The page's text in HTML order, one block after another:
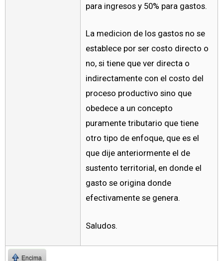
para ingresos y 50% para gastos.
La medicion de los gastos no se
establece por ser costo directo o
no, si tiene que ver directa o
indirectamente con el costo del
proceso productivo sino que
obedece a un concepto
puramente tributario que tiene
otro tipo de enfoque, que es el
que dije anteriormente el de
sustento territorial, en donde el
gasto se origina donde
efectivamente se genera.
Saludos.
Encima